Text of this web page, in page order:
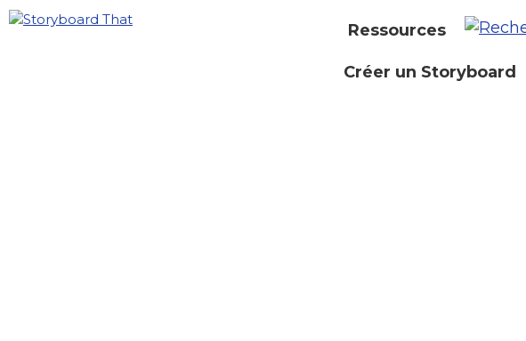
Ressources
Créer un Storyboard